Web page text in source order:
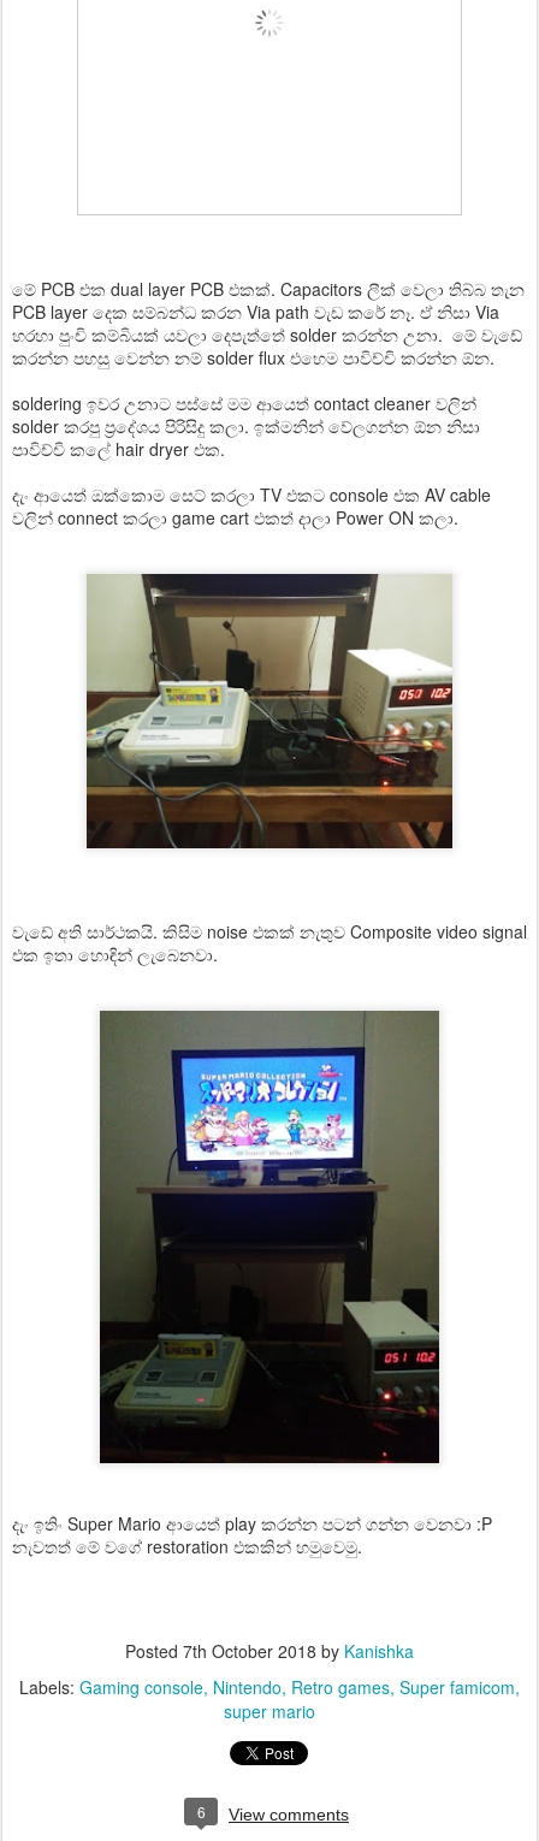
මේ PCB එක dual layer PCB එකක්. Capacitors ලීක් වෙලා තිබ්බ තැන
PCB layer දෙක සම්බන්ධ කරන Via path වැඩ කරේ නෑ. ඒ නිසා Via
හරහා පුංචි කම්බියක් යවල‍ා දෙපැත්තේ solder කරන්න උනා. ‍ මේ වැඩේ
කරන්න පහසු වෙන්න නම් solder flux එහෙම පාවිච්චි කරන්න ඕන.
soldering ඉවර උනාට පස්සේ මම ආයෙත් contact cleaner වලින්
solder කරපු ප්‍රදේශය පිරිසිදු කලා. ඉක්මනින් වේලගන්න ඕන නිසා
පාවිච්චි කලේ hair dryer එක.
දැං ආයෙත් ඔක්කොම සෙට් කරලා TV එකට console එක AV cable
වලින් connect කරලා game cart එකත් දාලා Power ON කලා.
වැඩේ අති සාර්ථකයි. කිසිම noise එකක් නැතුව Composite video signal
එක ඉතා හොඳින් ලැබෙනවා.
දැං ඉතිං Super Mario අ‍ායෙත් play කරන්න පටන් ගන්න වෙනවා :P
නැවතත් මේ වගේ restoration එකකින් හමුවෙමු.
Posted 7th October 2018 by Kanishka
Labels: Gaming console Nintendo Retro games Super famicom
super mario
6 View comments